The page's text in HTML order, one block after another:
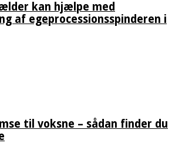
kan hjælpe med
af egeprocessionsspinderen i
til voksne – sådan finder du